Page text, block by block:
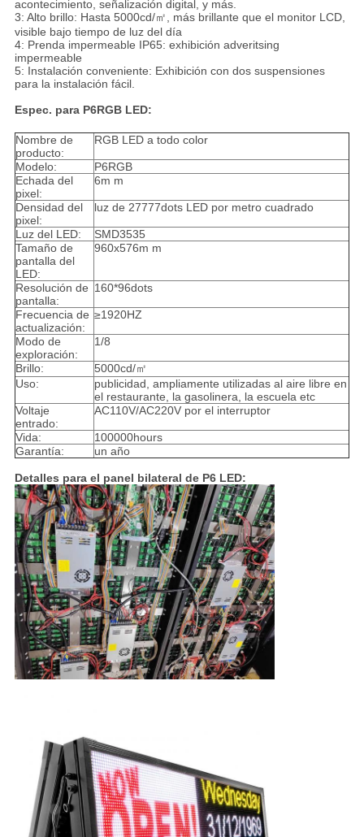
acontecimiento, señalización digital, y más.
3: Alto brillo: Hasta 5000cd/㎡, más brillante que el monitor LCD,
visible bajo tiempo de luz del día
4: Prenda impermeable IP65: exhibición adveritsing
impermeable
5: Instalación conveniente: Exhibición con dos suspensiones
para la instalación fácil.
Espec. para P6RGB LED:
Nombre de
producto:
RGB LED a todo color
Modelo:
P6RGB
Echada del
pixel:
6m m
Densidad del
pixel:
luz de 27777dots LED por metro cuadrado
Luz del LED:
SMD3535
Tamaño de
pantalla del
LED:
960x576m m
Resolución de
pantalla:
160*96dots
Frecuencia de
actualización:
≥1920HZ
Modo de
exploración:
1/8
Brillo:
5000cd/㎡
Uso:
publicidad, ampliamente utilizadas al aire libre en
el restaurante, la gasolinera, la escuela etc
Voltaje
entrado:
AC110V/AC220V por el interruptor
Vida:
100000hours
Garantía:
un año
Detalles para el panel bilateral de P6 LED: